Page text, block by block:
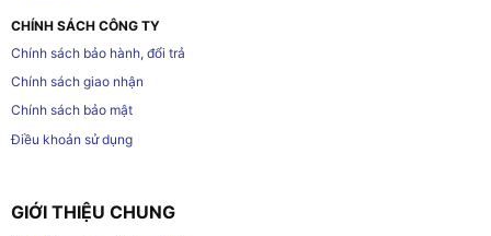
CHÍNH SÁCH CÔNG TY
Chính sách bảo hành, đổi trả
Chính sách giao nhận
Chính sách bảo mật
Điều khoản sử dụng
GIỚI THIỆU CHUNG